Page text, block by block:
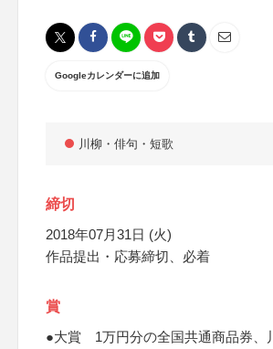
Googleカレンダーに追加
川柳・俳句・短歌
締切
2018年07月31日 (火)
作品提出・応募締切、必着
賞
●大賞 1万円分の全国共通商品券、